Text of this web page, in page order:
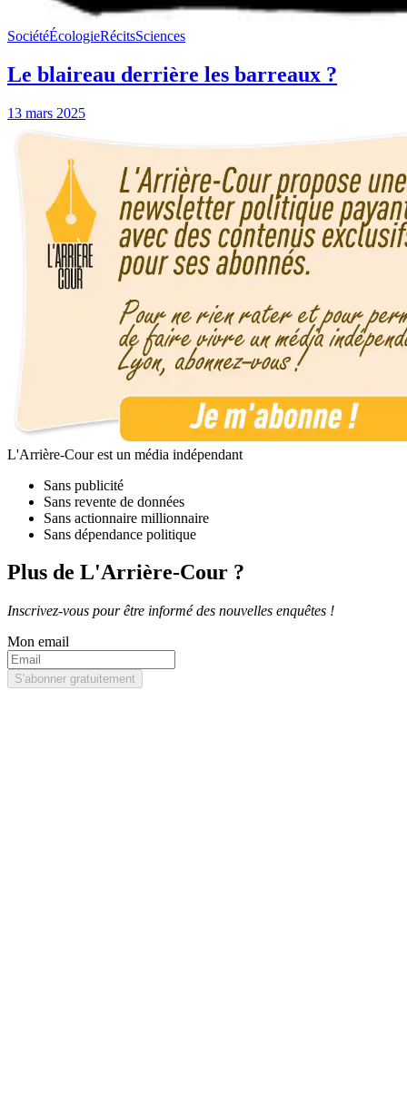
SociétéÉcologieRécitsSciences
Le blaireau derrière les barreaux ?
13 mars 2025
L'Arrière-Cour est un média indépendant
Sans publicité
Sans revente de données
Sans actionnaire millionnaire
Sans dépendance politique
Plus de L'Arrière-Cour ?
Inscrivez-vous pour être informé des nouvelles enquêtes !
Mon email
S'abonner gratuitement